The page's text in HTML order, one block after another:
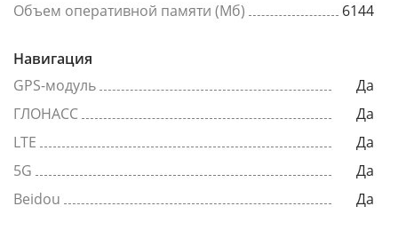
Объем оперативной памяти (Мб)
6144
Навигация
GPS-модуль
Да
ГЛОНАСС
Да
LTE
Да
5G
Да
Beidou
Да